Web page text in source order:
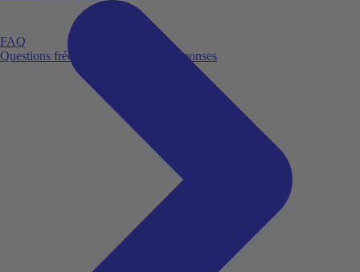
FAQ
Questions fréquemment posées et réponses